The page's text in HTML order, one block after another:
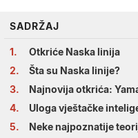
SADRŽAJ
1.
Otkriće Naska linija
2.
Šta su Naska linije?
3.
Najnovija otkrića:
4.
Uloga vještačke
5.
Neke najpoznatije